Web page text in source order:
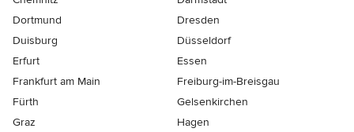
Dortmund
Dresden
Duisburg
Düsseldorf
Erfurt
Essen
Frankfurt am Main
Freiburg-im-Breisgau
Fürth
Gelsenkirchen
Graz
Hagen